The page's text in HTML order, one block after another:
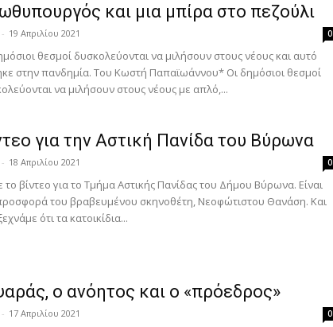
και μια μπίρα στο πεζούλι
- 19 Απριλίου 2021 0
θεσμοί δυσκολεύονται να μιλήσουν στους νέους και αυτό
στην πανδημία. Του Κωστή Παπαϊωάννου* Οι δημόσιοι θεσμοί
να μιλήσουν στους νέους με απλό,...
για την Αστική Πανίδα του Βύρωνα
- 18 Απριλίου 2021 0
το βίντεο για το Τμήμα Αστικής Πανίδας του Δήμου Βύρωνα. Είναι
του βραβευμένου σκηνοθέτη, Νεοφώτιστου Θανάση. Και
ότι τα κατοικίδια...
ο ανόητος και ο «πρόεδρος»
- 17 Απριλίου 2021 0